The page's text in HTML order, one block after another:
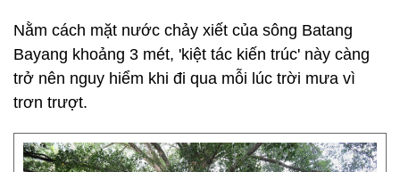
Nằm cách mặt nước chảy xiết của sông Batang
Bayang khoảng 3 mét, 'kiệt tác kiến trúc' này càng
trở nên nguy hiểm khi đi qua mỗi lúc trời mưa vì
trơn trượt.